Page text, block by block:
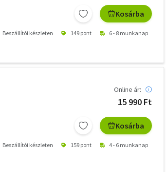
Kosárba
Beszállítói készleten 149 pont 6 - 8 munkanap
Online ár:
15 990 Ft
Kosárba
Beszállítói készleten 159 pont 4 - 6 munkanap